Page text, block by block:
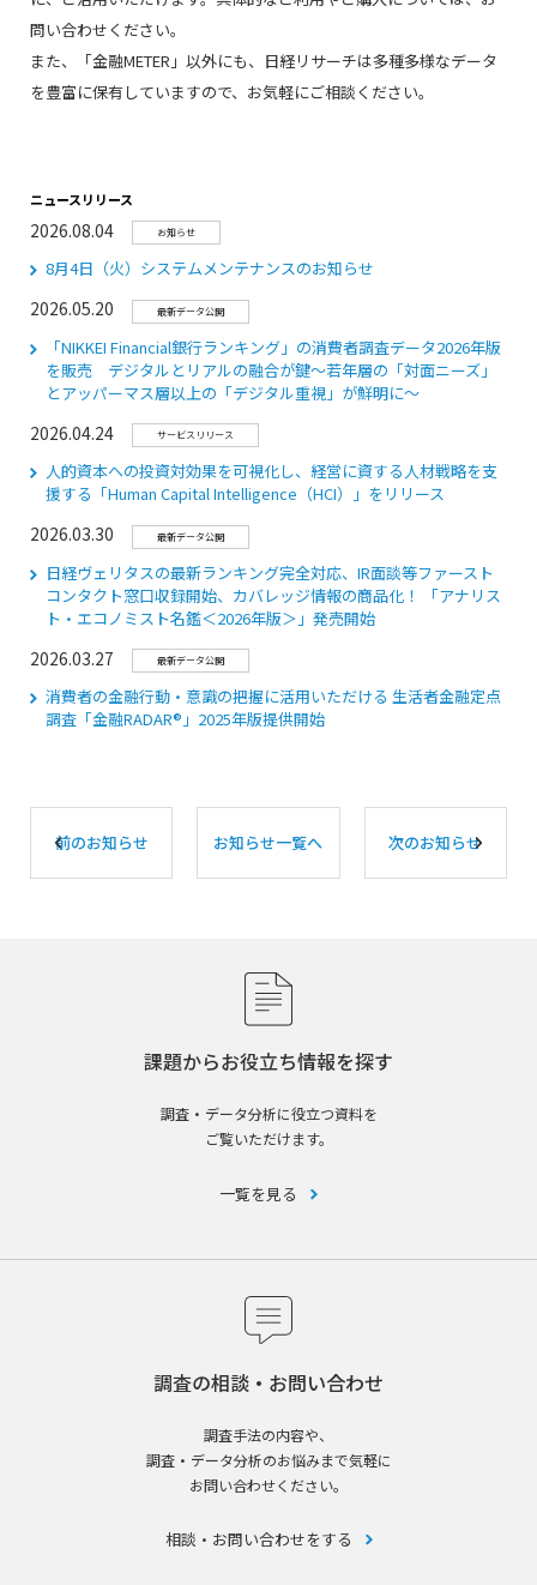
問い合わせください。
また、「金融METER」以外にも、日経リサーチは多種多様なデータ
を豊富に保有していますので、お気軽にご相談ください。
ニュースリリース
2026.08.04 お知らせ
8月4日（火）システムメンテナンスのお知らせ
2026.05.20 最新データ公開
「NIKKEI Financial銀行ランキング」の消費者調査データ2026年版
を販売 デジタルとリアルの融合が鍵～若年層の「対面ニーズ」
とアッパーマス層以上の「デジタル重視」が鮮明に～
2026.04.24 サービスリリース
人的資本への投資対効果を可視化し、経営に資する人材戦略を支
援する「Human Capital Intelligence（HCI）」をリリース
2026.03.30 最新データ公開
日経ヴェリタスの最新ランキング完全対応、IR面談等ファースト
コンタクト窓口収録開始、カバレッジ情報の商品化！ 「アナリス
ト・エコノミスト名鑑＜2026年版＞」発売開始
2026.03.27 最新データ公開
消費者の金融行動・意識の把握に活用いただける 生活者金融定点
調査「⾦融RADAR®」2025年版提供開始
前のお知らせ お知らせ一覧へ 次のお知らせ
課題からお役立ち情報を探す
調査・データ分析に役立つ資料を
ご覧いただけます。
一覧を見る
調査の相談・お問い合わせ
調査手法の内容や、
調査・データ分析のお悩みまで気軽に
お問い合わせください。
相談・お問い合わせをする